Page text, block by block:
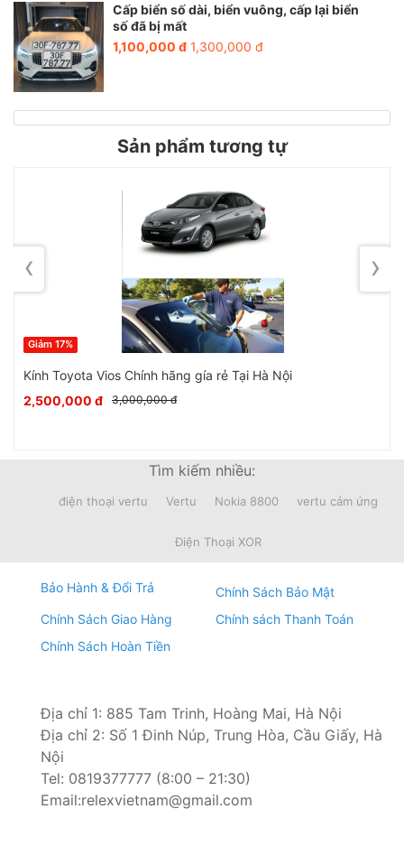
Bơm silicon xung quanh mép khung của xe
Bước 6:
Cấp biển số dài, biển vuông, cấp lại biển
số đã bị mất
1,100,000 đ 1,300,000 đ
Sản phẩm tương tự
Kính Toyota Vios Chính hãng gía rẻ Tại Hà Nội
2,500,000 đ
3,000,000 đ
Giảm 17%
‹ ›
Tìm kiếm nhiều:
điện thoại vertu Vertu Nokia 8800 vertu cảm ứng
Điện Thoại XOR
Bảo Hành & Đổi Trả
Chính Sách Bảo Mật
Chính Sách Giao Hàng
Chính sách Thanh Toán
Chính Sách Hoàn Tiền
Địa chỉ 1: 885 Tam Trinh, Hoàng Mai, Hà Nội
Địa chỉ 2: Số 1 Đinh Núp, Trung Hòa, Cầu Giấy, Hà
Nội
Tel: 0819377777 (8:00 – 21:30)
Email:relexvietnam@gmail.com